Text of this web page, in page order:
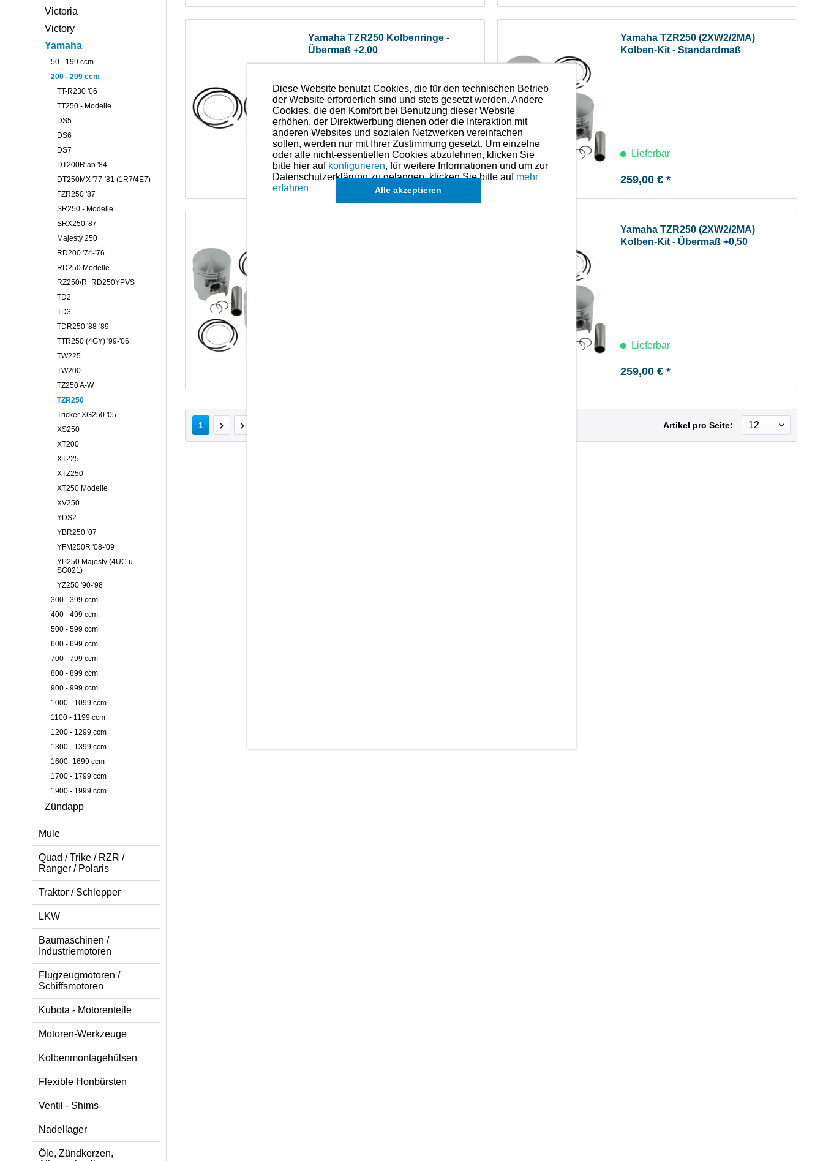
Victoria
Victory
Yamaha
50 - 199 ccm
200 - 299 ccm
TT-R230 '06
TT250 - Modelle
DS5
DS6
DS7
DT200R ab '84
DT250MX '77-'81 (1R7/4E7)
FZR250 '87
SR250 - Modelle
SRX250 '87
Majesty 250
RD200 '74-'76
RD250 Modelle
RZ250/R+RD250YPVS
TD2
TD3
TDR250 '88-'89
TTR250 (4GY) '99-'06
TW225
TW200
TZ250 A-W
TZR250
Tricker XG250 '05
XS250
XT200
XT225
XTZ250
XT250 Modelle
XV250
YDS2
YBR250 '07
YFM250R '08-'09
YP250 Majesty (4UC u.
SG021)
YZ250 '90-'98
300 - 399 ccm
400 - 499 ccm
500 - 599 ccm
600 - 699 ccm
700 - 799 ccm
800 - 899 ccm
900 - 999 ccm
1000 - 1099 ccm
1100 - 1199 ccm
1200 - 1299 ccm
1300 - 1399 ccm
1600 -1699 ccm
1700 - 1799 ccm
1900 - 1999 ccm
Zündapp
Mule
Quad / Trike / RZR /
Ranger / Polaris
Traktor / Schlepper
LKW
Baumaschinen /
Industriemotoren
Flugzeugmotoren /
Schiffsmotoren
Kubota - Motorenteile
Motoren-Werkzeuge
Kolbenmontagehülsen
Flexible Honbürsten
Ventil - Shims
Nadellager
Öle, Zündkerzen,
Yamaha TZR250 Kolbenringe -
Übermaß +2,00
Lieferbar
95,00 € *
Yamaha TZR250 (2XW2/2MA)
Kolben-Kit - Standardmaß
Lieferbar
259,00 € *
Yamaha TZR250 (2XW2/2MA)
Kolben-Kit - Übermaß +0,50
Lieferbar
259,00 € *
1 Artikel pro Seite:
Diese Website benutzt Cookies, die für den technischen Betrieb
der Website erforderlich sind und stets gesetzt werden. Andere
Cookies, die den Komfort bei Benutzung dieser Website
erhöhen, der Direktwerbung dienen oder die Interaktion mit
anderen Websites und sozialen Netzwerken vereinfachen
sollen, werden nur mit Ihrer Zustimmung gesetzt. Um einzelne
oder alle nicht-essentiellen Cookies abzulehnen, klicken Sie
bitte hier auf konfigurieren, für weitere Informationen und um zur
Datenschutzerklärung zu gelangen, klicken Sie bitte auf mehr
erfahren
Alle akzeptieren